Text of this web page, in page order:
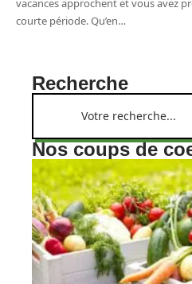
vacances approchent et vous avez
courte période. Qu’en…
Recherche
Nos coups de